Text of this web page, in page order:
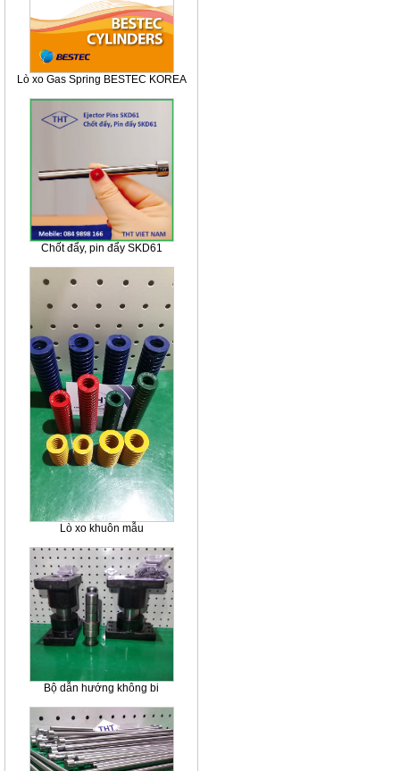
Lò xo Gas Spring BESTEC KOREA
Chốt đẩy, pin đẩy SKD61
Lò xo khuôn mẫu
Bộ dẫn hướng không bi